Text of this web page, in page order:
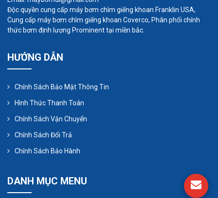
Ứng dụng cơ học: hệ số ma sát thấp làm cho nó
hữu ích cho các ổ trục trừ khi chúng phải chịu một
trọng lượng lớn.
một số tổ chức chấp thuận để sử dụng khi tiếp
xúc với thực phẩm, nhưng ở một số quốc gia, nó
Độc quyền cung cấp máy bơm chìm giếng khoan Franklin USA,
Cung cấp máy bơm chìm giếng khoan Coverco, Phân phối chính
thức bơm định lượng Prominent tại miền bắc.
HƯỚNG DẪN
Chính Sách Bảo Mật Thông Tin
Hình Thức Thanh Toán
Chính Sách Vận Chuyển
Chính Sách Đổi Trả
Chính Sách Bảo Hành
DANH MỤC MENU